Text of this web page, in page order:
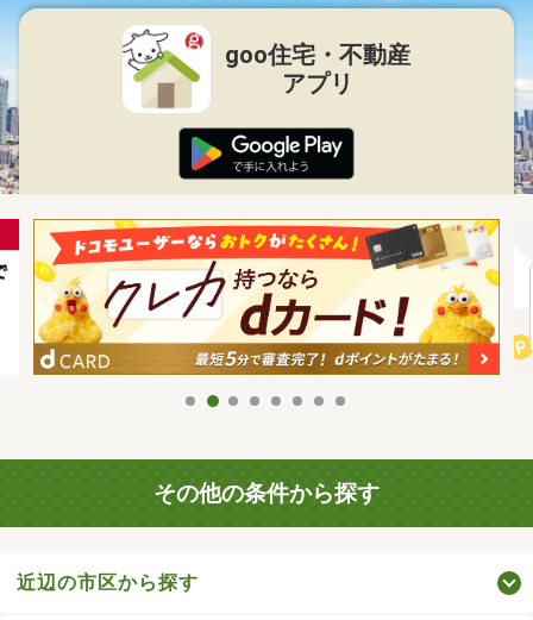
goo住宅・不動産
アプリ
その他の条件から探す
近辺の市区から探す